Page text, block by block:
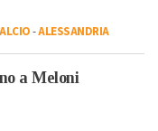
-ALESSANDRIA
a Meloni